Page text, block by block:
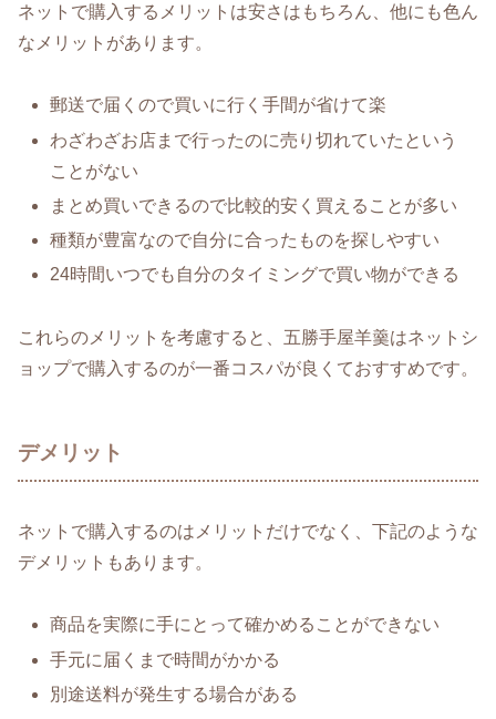
ネットで購入するメリットは安さはもちろん、他にも色ん
なメリットがあります。
郵送で届くので買いに行く手間が省けて楽
わざわざお店まで行ったのに売り切れていたという
ことがない
まとめ買いできるので比較的安く買えることが多い
種類が豊富なので自分に合ったものを探しやすい
24時間いつでも自分のタイミングで買い物ができる
これらのメリットを考慮すると、五勝手屋羊羹はネットシ
ョップで購入するのが一番コスパが良くておすすめです。
デメリット
ネットで購入するのはメリットだけでなく、下記のような
デメリットもあります。
商品を実際に手にとって確かめることができない
手元に届くまで時間がかかる
別途送料が発生する場合がある